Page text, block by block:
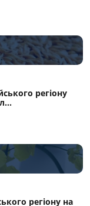
регіону
регіону на